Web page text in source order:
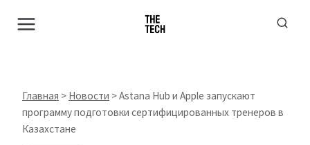
Главная > Новости >Astana Hub и Apple запускают
программу подготовки сертифицированных тренеров в
Казахстане